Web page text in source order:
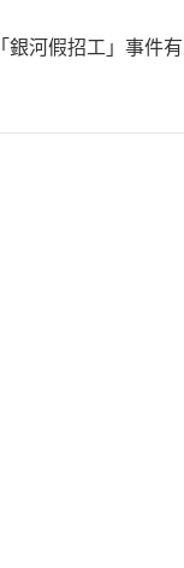
「銀河假招工」事件